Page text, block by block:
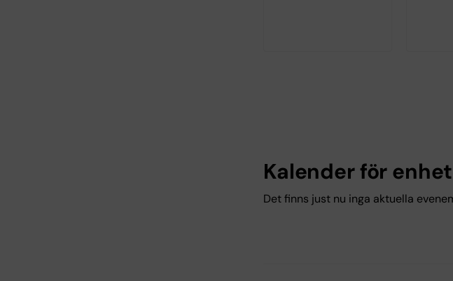
Kalender för
Det finns just nu inga aktuella